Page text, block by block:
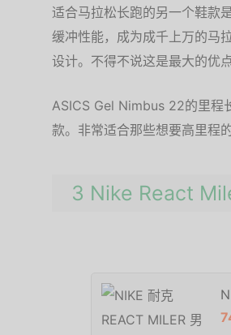
适合马拉松长跑的另一个鞋款
缓冲性能，成为成千上万的马
设计。不得不说这是最大的优
ASICS Gel Nimbus 22的里程
款。非常适合那些想要高里程的
3 Nike React